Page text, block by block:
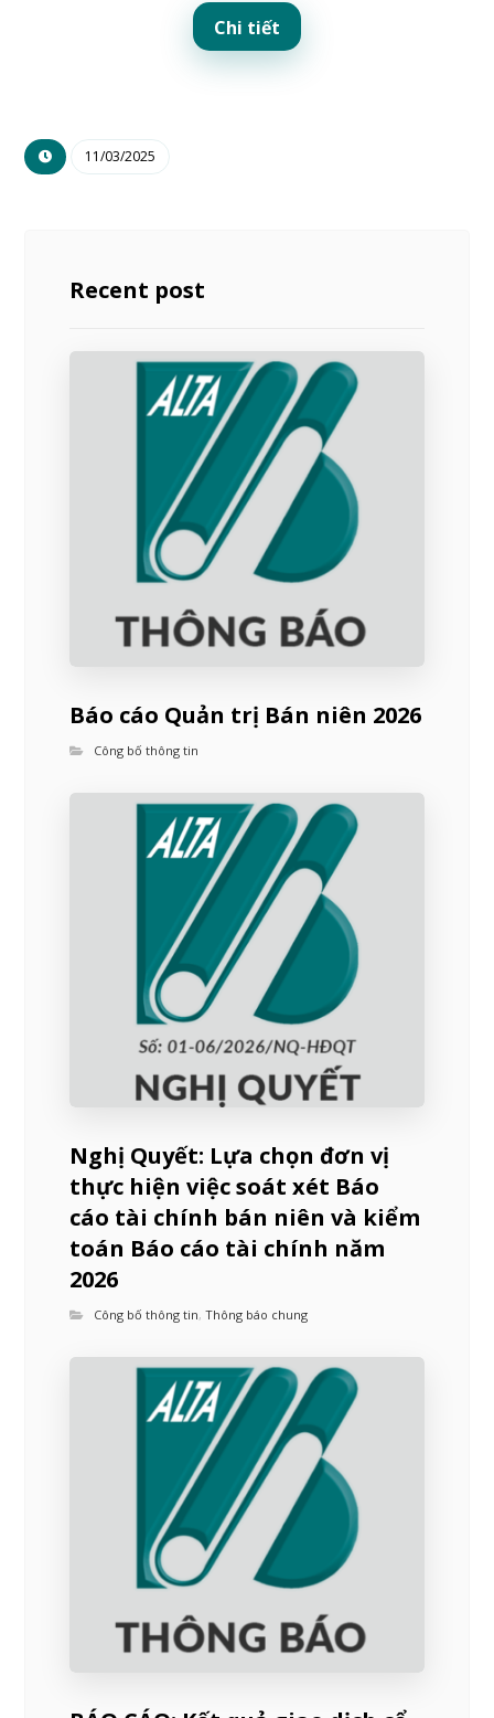
Chi tiết
11/03/2025
Recent post
Báo cáo Quản trị Bán niên 2026
Công bố thông tin
Nghị Quyết: Lựa chọn đơn vị
thực hiện việc soát xét Báo
cáo tài chính bán niên và kiểm
toán Báo cáo tài chính năm
2026
Công bố thông tin,Thông báo chung